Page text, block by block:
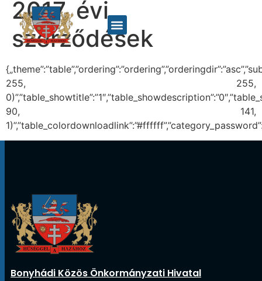
2017. évi
szerződések
255, 255,
90, 141,
Bonyhádi Közös Önkormányzati Hivatal